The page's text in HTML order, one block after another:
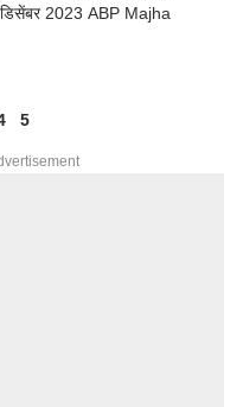
2023 ABP Majha
5